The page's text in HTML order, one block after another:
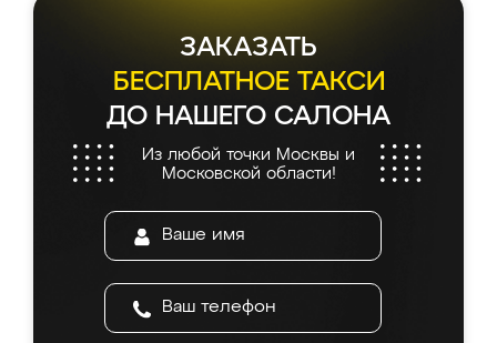
ЗАКАЗАТЬ
БЕСПЛАТНОЕ ТАКСИ
ДО НАШЕГО САЛОНА
Из любой точки Москвы и
Московской области!